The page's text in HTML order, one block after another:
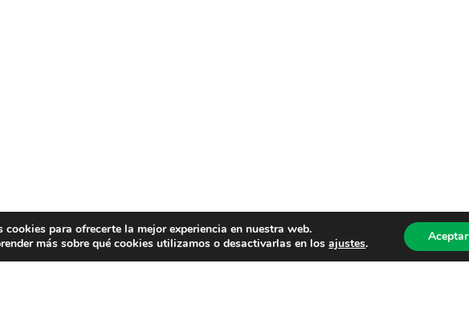
cookies para ofrecerte la mejor experiencia en nuestra web.
más sobre qué cookies utilizamos o desactivarlas en losajustes. Aceptar